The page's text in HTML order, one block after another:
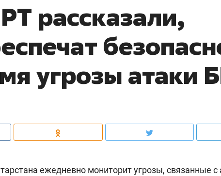
рассказали,
угрозы атаки
ежедневно мониторит угрозы, связанные с